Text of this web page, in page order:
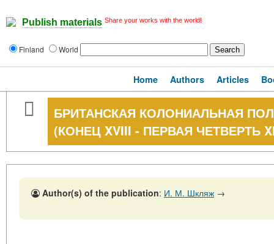
Publish materials Share your works with the world!
Finland World
Home Authors Articles
БРИТАНСКАЯ КОЛОНИАЛЬНАЯ
(КОНЕЦ XVIII - ПЕРВАЯ ЧЕТВЕРТЬ
Author(s) of the publication: И. М. Шкляж →